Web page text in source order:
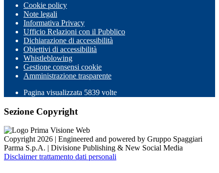
Cookie policy
Note legali
Informativa Privacy
Ufficio Relazioni con il Pubblico
Dichiarazione di accessibilità
Obiettivi di accessibilità
Whistleblowing
Gestione consensi cookie
Amministrazione trasparente
Pagina visualizzata 5839 volte
Sezione Copyright
Copyright 2026 | Engineered and powered by Gruppo Spaggiari
Parma S.p.A. | Divisione Publishing & New Social Media
Disclaimer trattamento dati personali